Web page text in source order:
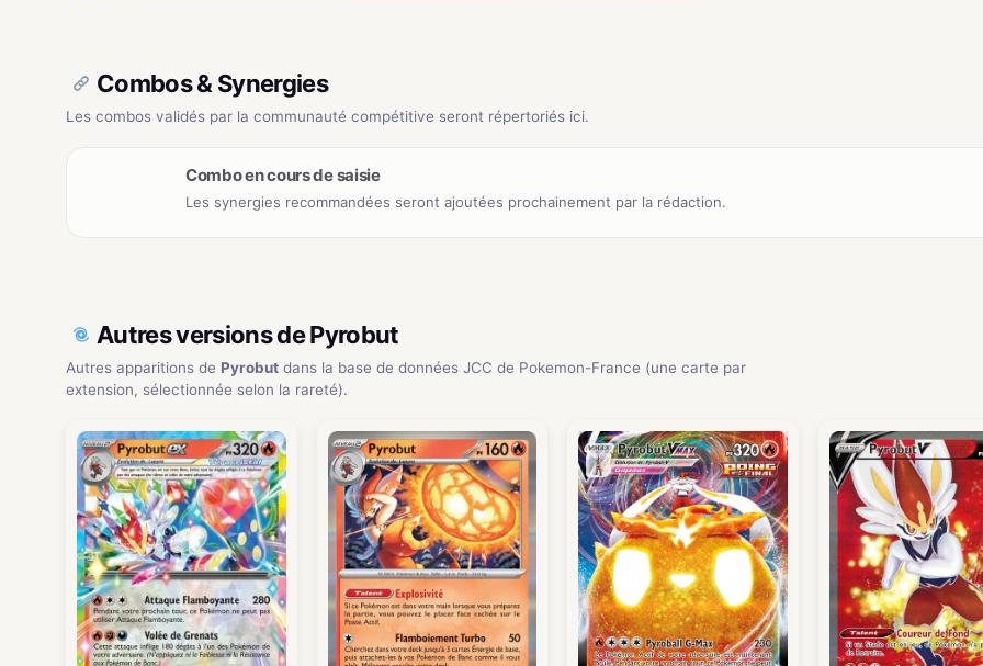
Combos & Synergies
Les combos validés par la communauté compétitive seront répertoriés ici.
Combo en cours de saisie
Les synergies recommandées seront ajoutées prochainement par la rédaction.
Autres versions de Pyrobut
Autres apparitions de Pyrobut dans la base de données JCC de Pokemon-France (une carte par
extension, sélectionnée selon la rareté).